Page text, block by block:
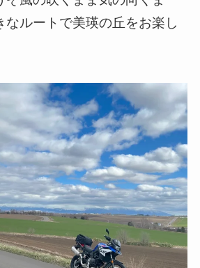
なルートで美瑛の丘をお楽し